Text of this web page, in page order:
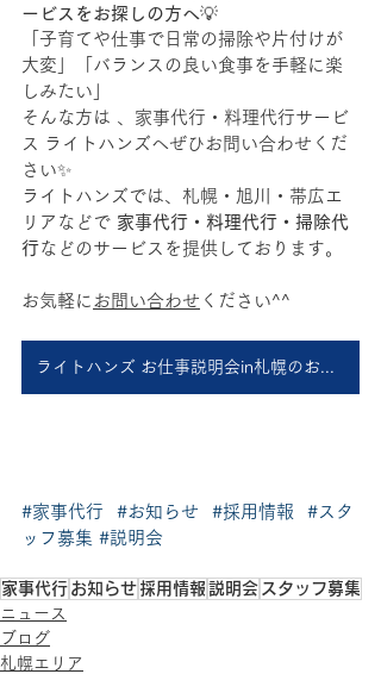
ービスをお探しの方へ💡
「子育てや仕事で日常の掃除や片付けが
大変」
「バランスの良い食事を手軽に楽
しみたい」
そんな方は 、家事代行・料理代行サービ
ス ライトハンズへぜひお問い合わせくだ
さい✨
ライトハンズでは、札幌・旭川・帯広エ
リアなどで 家事代行・料理代行・掃除代
行などのサービスを提供しております。
お気軽に お問い合わせ ください^^
#家事代行 #お知らせ #採用情報
#スタ
ッフ募集 #説明会
家事代行 お知らせ 採用情報 説明会 スタッフ募集
ニュース
ブログ
札幌エリア